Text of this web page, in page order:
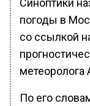
Синоптики
погоды в
со ссылкой
По его